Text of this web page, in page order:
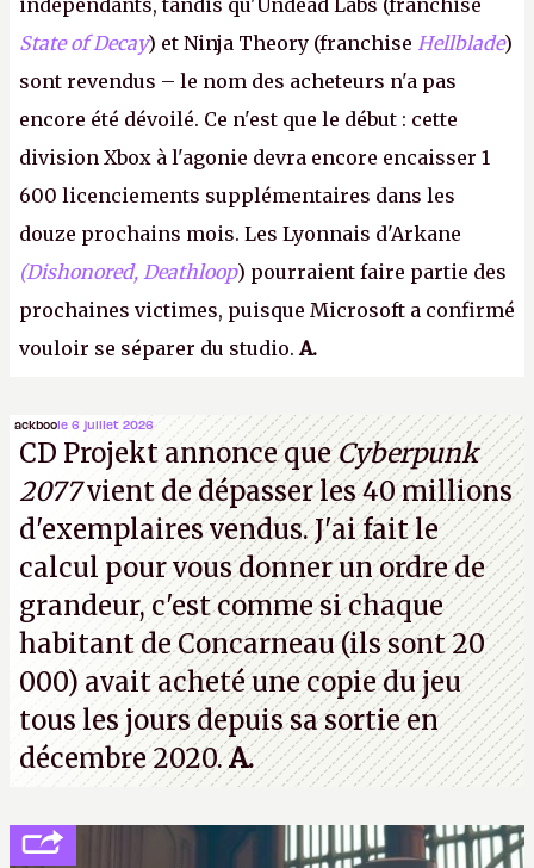
indépendants, tandis qu'Undead Labs (franchise
State of Decay) et Ninja Theory (franchise Hellblade)
sont revendus – le nom des acheteurs n'a pas
encore été dévoilé. Ce n'est que le début : cette
division Xbox à l'agonie devra encore encaisser 1
600 licenciements supplémentaires dans les
douze prochains mois. Les Lyonnais d'Arkane
(Dishonored, Deathloop) pourraient faire partie des
prochaines victimes, puisque Microsoft a confirmé
vouloir se séparer du studio.A.
ackboole 6 juillet 2026
CD Projekt annonce queCyberpunk
2077vient de dépasser les 40 millions
d'exemplaires vendus. J'ai fait le
calcul pour vous donner un ordre de
grandeur, c'est comme si chaque
habitant de Concarneau (ils sont 20
000) avait acheté une copie du jeu
tous les jours depuis sa sortie en
décembre 2020.A.